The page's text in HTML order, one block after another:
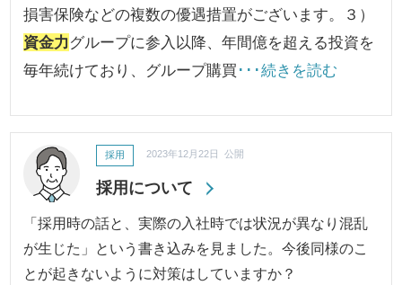
損害保険などの複数の優遇措置がございます。３）
資金力 グループに参入以降、年間億を超える投資を
毎年続けており、グループ購買 ･･･続きを読む
採用について
採用 2023年12月22日 公開
「採用時の話と、実際の入社時では状況が異なり混乱
が生じた」という書き込みを見ました。今後同様のこ
とが起きないように対策はしていますか？